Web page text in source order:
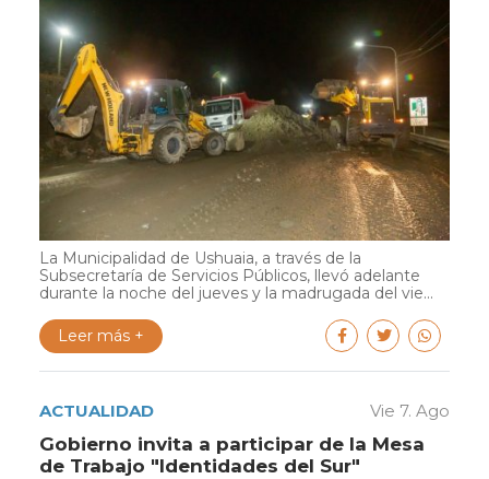
La Municipalidad de Ushuaia, a través de la
Subsecretaría de Servicios Públicos, llevó adelante
durante la noche del jueves y la madrugada del vie...
Leer más +
ACTUALIDAD Vie 7. Ago
Gobierno invita a participar de la Mesa
de Trabajo "Identidades del Sur"